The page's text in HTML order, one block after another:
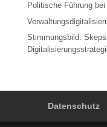
Politische Führung
Stimmungsbild:
Datenschutz